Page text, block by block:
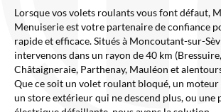
Lorsque vos volets roulants vous font défaut,
Menuiserie est votre partenaire de confiance
rapide et efficace. Situés à Moncoutant-sur-
intervenons dans un rayon de 40 km
Châtaigneraie, Parthenay, Mauléon et
Que ce soit un volet roulant bloqué, un moteur
un store extérieur qui ne descend plus, ou une